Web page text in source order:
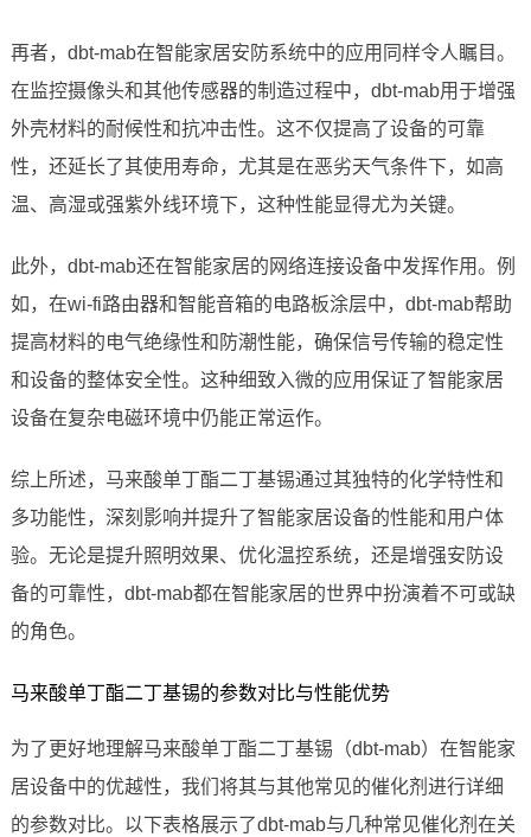
再者，dbt-mab在智能家居安防系统中的应用同样令人瞩目。
在监控摄像头和其他传感器的制造过程中，dbt-mab用于增强
外壳材料的耐候性和抗冲击性。这不仅提高了设备的可靠
性，还延长了其使用寿命，尤其是在恶劣天气条件下，如高
温、高湿或强紫外线环境下，这种性能显得尤为关键。
此外，dbt-mab还在智能家居的网络连接设备中发挥作用。例
如，在wi-fi路由器和智能音箱的电路板涂层中，dbt-mab帮助
提高材料的电气绝缘性和防潮性能，确保信号传输的稳定性
和设备的整体安全性。这种细致入微的应用保证了智能家居
设备在复杂电磁环境中仍能正常运作。
综上所述，马来酸单丁酯二丁基锡通过其独特的化学特性和
多功能性，深刻影响并提升了智能家居设备的性能和用户体
验。无论是提升照明效果、优化温控系统，还是增强安防设
备的可靠性，dbt-mab都在智能家居的世界中扮演着不可或缺
的角色。
马来酸单丁酯二丁基锡的参数对比与性能优势
为了更好地理解马来酸单丁酯二丁基锡（dbt-mab）在智能家
居设备中的优越性，我们将其与其他常见的催化剂进行详细
的参数对比。以下表格展示了dbt-mab与几种常见催化剂在关